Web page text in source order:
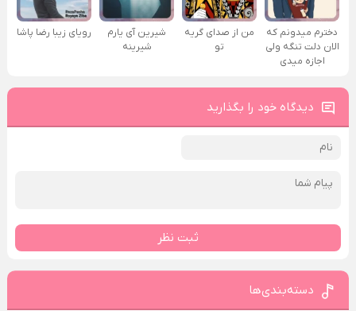
دخترم میدونم که
الان دلت تنگه ولی
اجازه میدی
من از صدای گريه
تو
شیرین آی یارم
شیرینه
رویای زیبا رضا پاشا
دیدگاه خود را بگذارید
ثبت نظر
دسته‌بندی‌ها